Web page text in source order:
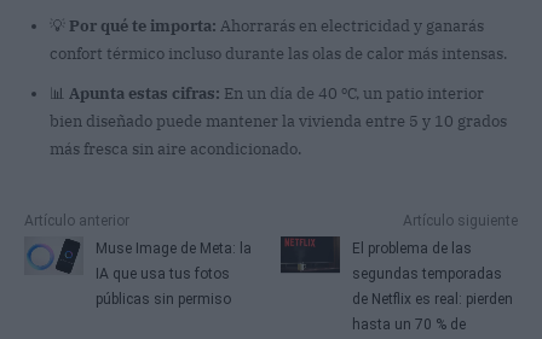
💡 Por qué te importa: Ahorrarás en electricidad y ganarás
confort térmico incluso durante las olas de calor más intensas.
📊 Apunta estas cifras: En un día de 40 ºC, un patio interior
bien diseñado puede mantener la vivienda entre 5 y 10 grados
más fresca sin aire acondicionado.
Artículo anterior
Muse Image de Meta: la
IA que usa tus fotos
públicas sin permiso
Artículo siguiente
El problema de las
segundas temporadas
de Netflix es real: pierden
hasta un 70 % de